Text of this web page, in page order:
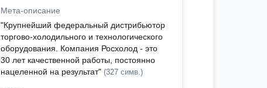
Мета-описание
"Крупнейший федеральный дистрибьютор
торгово-холодильного и технологического
оборудования. Компания Росхолод - это
30 лет качественной работы, постоянно
нацеленной на результат" (327 симв.)